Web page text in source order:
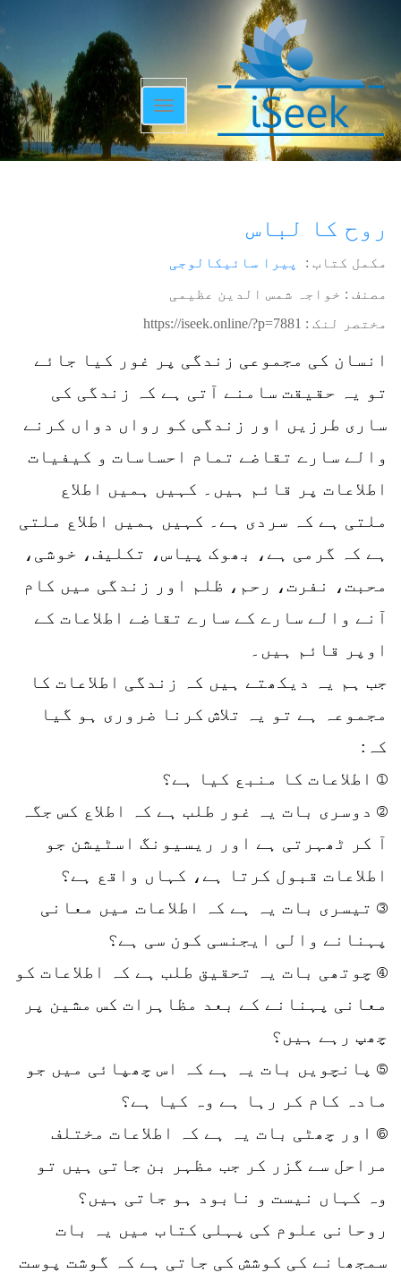
Toggle
navigation
روح کا لباس
مکمل کتاب : پیرا سائیکالوجی
مصنف : خواجہ شمس الدین عظیمی
مختصر لنک : https://iseek.online/?p=7881
انسان کی مجموعی زندگی پر غور کیا جائے
تو یہ حقیقت سامنے آتی ہے کہ زندگی کی
ساری طرزیں اور زندگی کو رواں دواں کرنے
والے سارے تقاضے تمام احساسات و کیفیات
اطلاعات پر قائم ہیں۔ کہیں ہمیں اطلاع
ملتی ہے کہ سردی ہے۔ کہیں ہمیں اطلاع ملتی
ہے کہ گرمی ہے، بھوک پیاس، تکلیف، خوشی،
محبت، نفرت، رحم، ظلم اور زندگی میں کام
آنے والے سارے کے سارے تقاضے اطلاعات کے
اوپر قائم ہیں۔
جب ہم یہ دیکھتے ہیں کہ زندگی اطلاعات کا
مجموعہ ہے تو یہ تلاش کرنا ضروری ہو گیا
کہ:
① اطلاعات کا منبع کیا ہے؟
② دوسری بات یہ غور طلب ہے کہ اطلاع کس جگہ
آ کر ٹھہرتی ہے اور ریسیونگ اسٹیشن جو
اطلاعات قبول کرتا ہے، کہاں واقع ہے؟
③ تیسری بات یہ ہے کہ اطلاعات میں معانی
پہنانے والی ایجنسی کون سی ہے؟
④ چوتھی بات یہ تحقیق طلب ہے کہ اطلاعات کو
معانی پہنانے کے بعد مظاہرات کس مشین پر
چھپ رہے ہیں؟
⑤ پانچویں بات یہ ہے کہ اس چھپائی میں جو
مادہ کام کر رہا ہے وہ کیا ہے؟
⑥ اور چھٹی بات یہ ہے کہ اطلاعات مختلف
مراحل سے گزر کر جب مظہر بن جاتی ہیں تو
وہ کہاں نیست و نابود ہو جاتی ہیں؟
روحانی علوم کی پہلی کتاب میں یہ بات
سمجھانے کی کوشش کی جاتی ہے کہ گوشت پوست